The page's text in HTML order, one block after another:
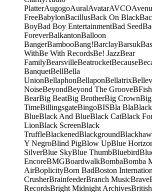
PlatterAugogoAuralAvatarAVCO
FreeBabylonBacillusBack On Black
BoyBad Boy EntertainmentBad Seed
ForeverBalkantonBalloon
BangerBambooBang!BarclayBarsuk
WithBe With RecordsBe! JazzBear
FamilyBearsvilleBeatrocketBecause
BanquetBellBella
UnionBellaphonBellaponBellatrix
NoiseBeyondBeyond The GrooveBFish
BearBig BeatBig BrotherBig CrownBig
TimeBillingsgateBingoBISBla Bla
BlueBlack And BlueBlack CatBlack
LionBlack ScreenBlack
TruffleBlackenedBlackground
Y NegroBlind PigBlow UpBlue
SilverBlue SkyBlue ThumbBluebird
EncoreBMGBoardwalkBombaBomba
AirBoplicityBorn BadBoston
CrusherBrainfeederBranch MusicBrave
RecordsBright Midnight ArchivesBritish